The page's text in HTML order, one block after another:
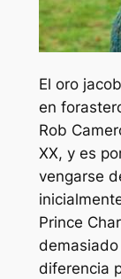
El oro
en
Rob
XX, y es
vengarse
Prince
diferencia